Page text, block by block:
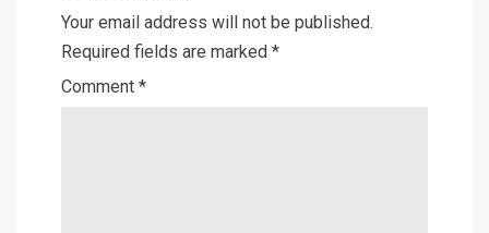
Your email address will not be published.
Required fields are marked *
Comment *